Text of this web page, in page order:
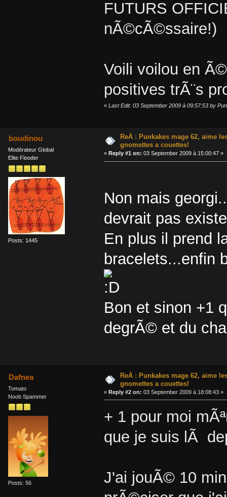
FUTURS
nÃ©cÃ©ssaire!)
Voili voilou en
positives trÃ¨s
« Last Edit: 03 September 2009 à 09:57:53 by
boudinou
Modérateur Global
Elite Flooder
Posts: 1445
ReÂ : Punkakes mage 62, aime
gnomettes a couettes!
« Reply #1 on: 03 September 2009 à 15:00:47 »
Non mais
devrait pas
En plus il prend
bracelets...enfin
Bon et sinon +1
degrÃ© et du
Dafnea
Tomato
Noob Spammer
Posts: 56
ReÂ : Punkakes mage 62, aime
gnomettes a couettes!
« Reply #2 on: 03 September 2009 à 18:08:43 »
+ 1 pour moi
que je suis lÃ
J'ai jouÃ© 10